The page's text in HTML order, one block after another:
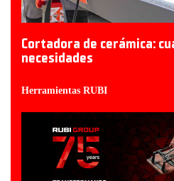
Cortadora de cerámica:
necesidades
Herramientas RUBI